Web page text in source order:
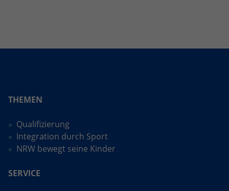
THEMEN
Qualifizierung
Integration durch Sport
NRW bewegt seine Kinder
SERVICE